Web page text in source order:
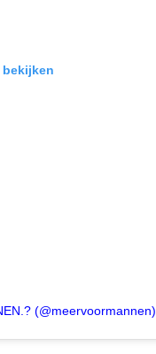
(@meervoormannen)